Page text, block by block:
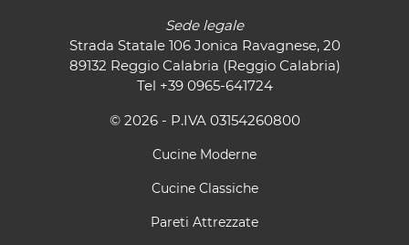
Sede legale
Strada Statale 106 Jonica Ravagnese, 20
89132 Reggio Calabria (Reggio Calabria)
Tel +39 0965-641724
© 2026 - P.IVA 03154260800
Cucine Moderne
Cucine Classiche
Pareti Attrezzate